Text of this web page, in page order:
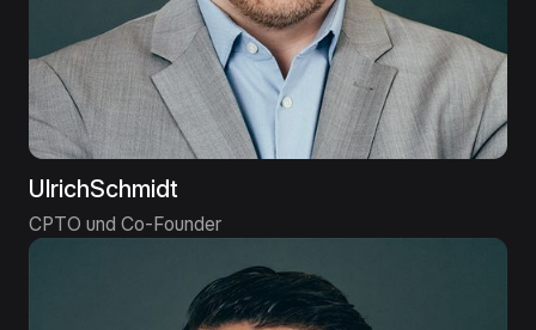
UlrichSchmidt
CPTO und Co-Founder